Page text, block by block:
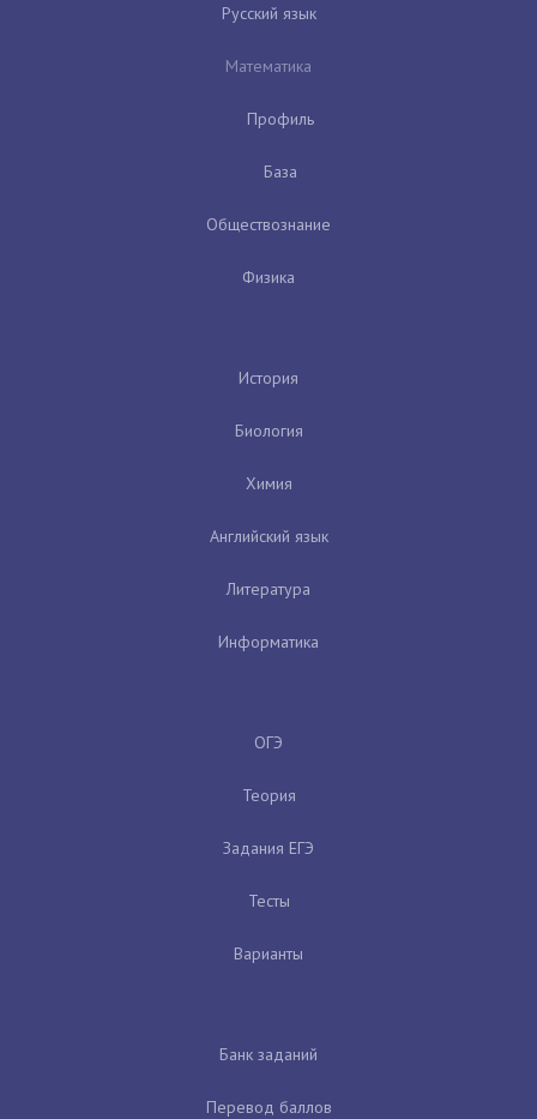
Русский язык
Математика
Профиль
База
Обществознание
Физика
История
Биология
Химия
Английский язык
Литература
Информатика
ОГЭ
Теория
Задания ЕГЭ
Тесты
Варианты
Банк заданий
Перевод баллов